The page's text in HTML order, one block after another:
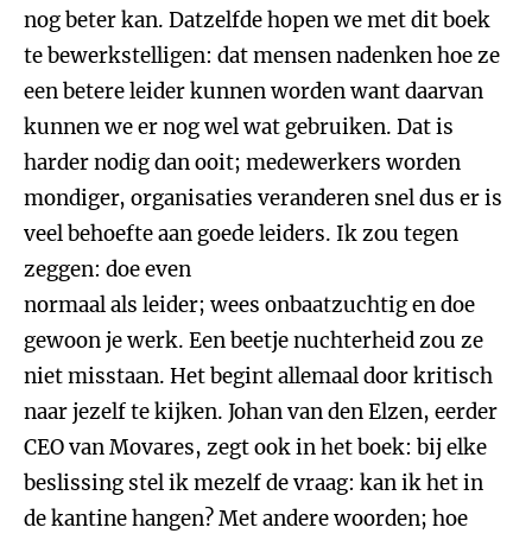
nog beter kan. Datzelfde hopen we met dit boek
te bewerkstelligen: dat mensen nadenken hoe ze
een betere leider kunnen worden want daarvan
kunnen we er nog wel wat gebruiken. Dat is
harder nodig dan ooit; medewerkers worden
mondiger, organisaties veranderen snel dus er is
veel behoefte aan goede leiders. Ik zou tegen
zeggen: doe even
normaal als leider; wees onbaatzuchtig en doe
gewoon je werk. Een beetje nuchterheid zou ze
niet misstaan. Het begint allemaal door kritisch
naar jezelf te kijken. Johan van den Elzen, eerder
CEO van Movares, zegt ook in het boek: bij elke
beslissing stel ik mezelf de vraag: kan ik het in
de kantine hangen? Met andere woorden; hoe